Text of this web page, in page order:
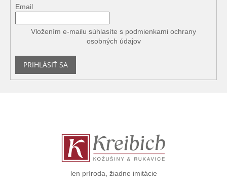
Email
Vložením e-mailu súhlasíte s podmienkami ochrany
osobných údajov
PRIHLÁSIŤ SA
len príroda, žiadne imitácie